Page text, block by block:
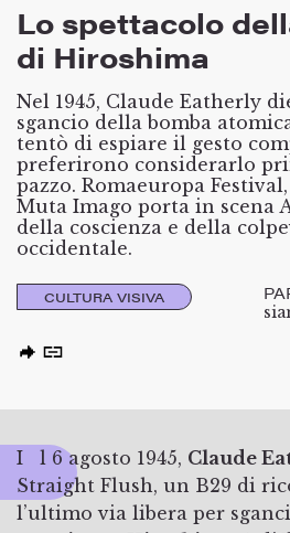
Lo spettacolo
di Hiroshima
Nel 1945, Claude Eatherly
sgancio della bomba
tentò di espiare il gesto
preferirono considerarlo
pazzo. Romaeuropa
Muta Imago porta in scena
della coscienza e della
occidentale.
CULTURA VISIVA
Il 6 agosto 1945, Claude
Straight Flush, un B29 di
l’ultimo via libera per